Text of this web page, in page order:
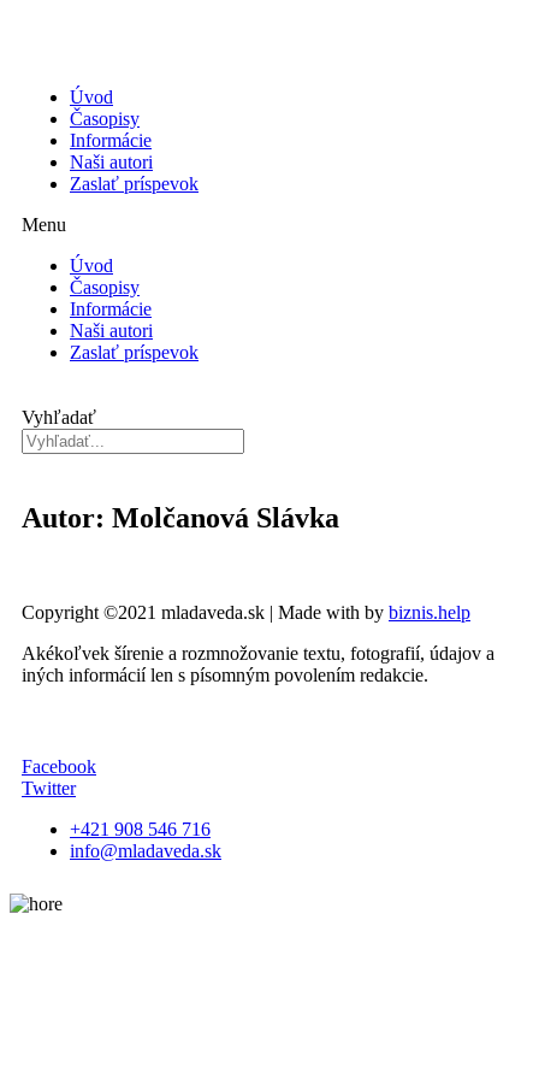
Úvod
Časopisy
Informácie
Naši autori
Zaslať príspevok
Menu
Úvod
Časopisy
Informácie
Naši autori
Zaslať príspevok
Vyhľadať
Autor: Molčanová Slávka
Copyright ©2021 mladaveda.sk | Made with by biznis.help
Akékoľvek šírenie a rozmnožovanie textu, fotografií, údajov a
iných informácií len s písomným povolením redakcie.
Facebook
Twitter
+421 908 546 716
info@mladaveda.sk